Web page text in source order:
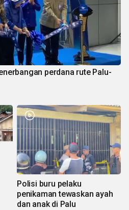
perdana rute Palu-
Polisi buru pelaku
penikaman tewaskan ayah
dan anak di Palu